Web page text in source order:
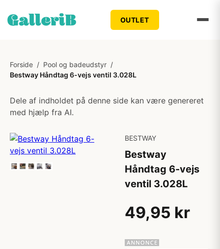
OUTLET
Forside / Pool og badeudstyr /
Bestway Håndtag 6-vejs ventil 3.028L
Dele af indholdet på denne side kan være genereret
med hjælp fra AI.
BESTWAY
Bestway
Håndtag 6-vejs
ventil 3.028L
49,95 kr